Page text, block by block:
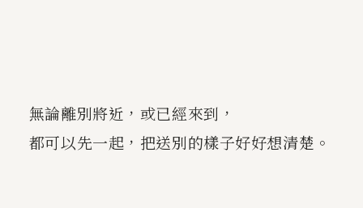
無論離別將近，或已經來到，
都可以先一起，把送別的樣子好好想清楚。